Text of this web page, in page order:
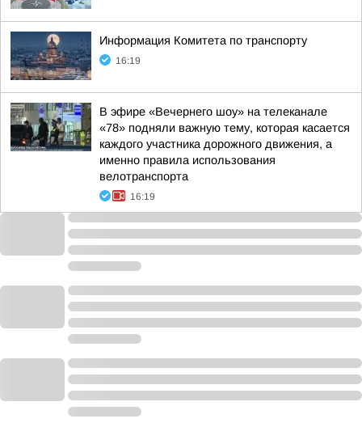
Информация Комитета по транспорту
16:19
В эфире «Вечернего шоу» на телеканале
«78» подняли важную тему, которая касается
каждого участника дорожного движения, а
именно правила использования
велотранспорта
16:19